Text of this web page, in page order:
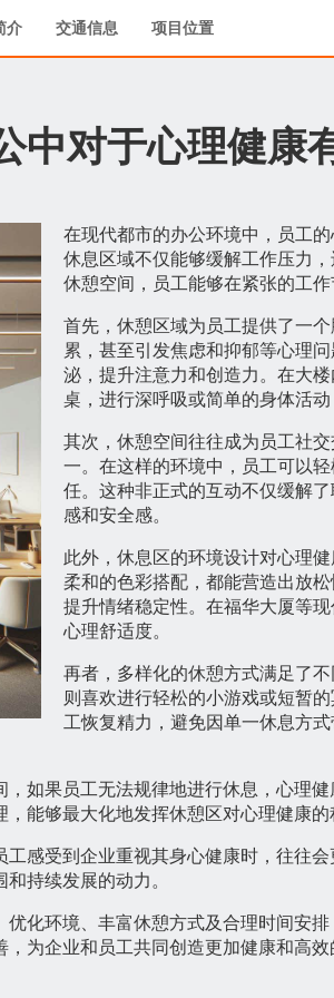
介 交通信息 项目位置
中对于心理健康
在现代都市的办公环境中，员工
休息区域不仅能够缓解工作压力
休憩空间，员工能够在紧张的工
首先，休憩区域为员工提供了一
累，甚至引发焦虑和抑郁等心理
泌，提升注意力和创造力。在大
桌，进行深呼吸或简单的身体活动
其次，休憩空间往往成为员工社
一。在这样的环境中，员工可以
任。这种非正式的互动不仅缓解
感和安全感。
此外，休息区的环境设计对心理
柔和的色彩搭配，都能营造出放
提升情绪稳定性。在福华大厦等
心理舒适度。
再者，多样化的休憩方式满足了
则喜欢进行轻松的小游戏或短暂
工恢复精力，避免因单一休息方
如果员工无法规律地进行休息，心理
能够最大化地发挥休憩区对心理健康的
感受到企业重视其身心健康时，往往
持续发展的动力。
化环境、丰富休憩方式及合理时间安
为企业和员工共同创造更加健康和高效